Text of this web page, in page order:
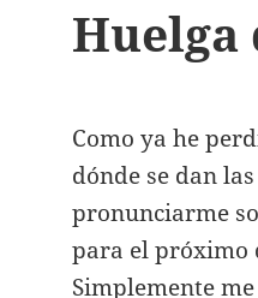
Huelga
Como ya he
dónde se dan
pronunciarme
para el próximo
Simplemente